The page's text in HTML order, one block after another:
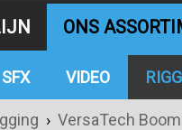
ONS
SFX VIDEO
› VersaTech